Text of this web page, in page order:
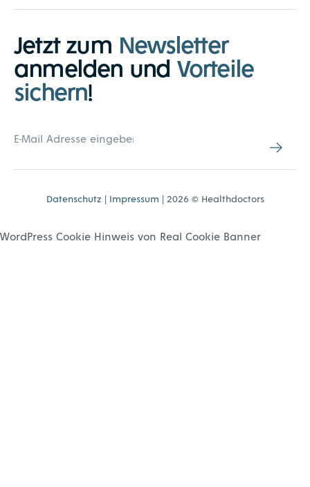
Jetzt zum Newsletter
anmelden und Vorteile
sichern!
Datenschutz | Impressum | 2026 © Healthdoctors
WordPress Cookie Hinweis von Real Cookie Banner